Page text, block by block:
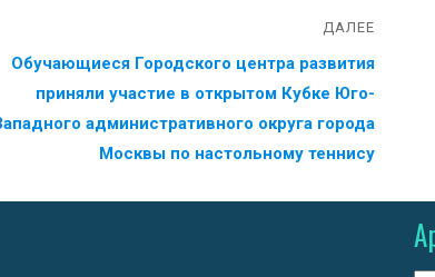
ДАЛЕЕ
Обучающиеся Городского центра развития
приняли участие в открытом Кубке Юго-
административного округа города
Москвы по настольному теннису